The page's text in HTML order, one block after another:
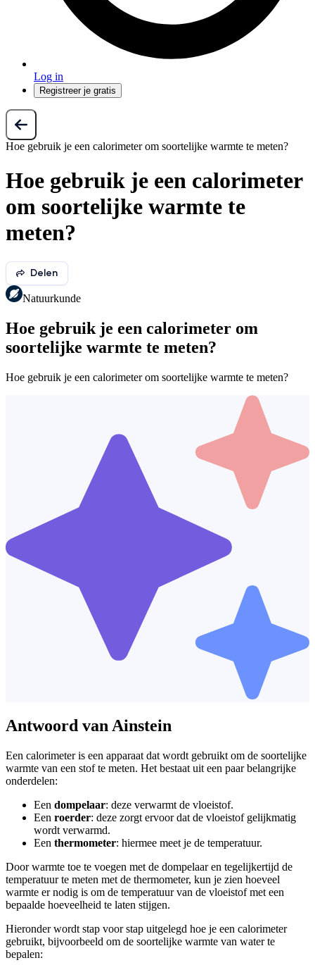
Log in
Registreer je gratis
Hoe gebruik je een calorimeter om soortelijke warmte te meten?
Hoe gebruik je een calorimeter
om soortelijke warmte te
meten?
Delen
Natuurkunde
Hoe gebruik je een calorimeter om
soortelijke warmte te meten?
Hoe gebruik je een calorimeter om soortelijke warmte te meten?
Antwoord van Ainstein
Een calorimeter is een apparaat dat wordt gebruikt om de soortelijke
warmte van een stof te meten. Het bestaat uit een paar belangrijke
onderdelen:
Een dompelaar: deze verwarmt de vloeistof.
Een roerder: deze zorgt ervoor dat de vloeistof gelijkmatig
wordt verwarmd.
Een thermometer: hiermee meet je de temperatuur.
Door warmte toe te voegen met de dompelaar en tegelijkertijd de
temperatuur te meten met de thermometer, kun je zien hoeveel
warmte er nodig is om de temperatuur van de vloeistof met een
bepaalde hoeveelheid te laten stijgen.
Hieronder wordt stap voor stap uitgelegd hoe je een calorimeter
gebruikt, bijvoorbeeld om de soortelijke warmte van water te
bepalen: